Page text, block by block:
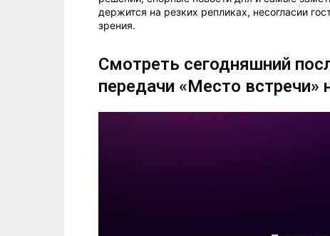
держится на резких репликах, несогласии
зрения.
Смотреть сегодняшний
передачи «Место встречи»